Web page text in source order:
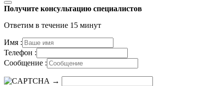
Получите консультацию специалистов
Ответим в течение 15 минут
Имя :
Телефон :
Сообщение :
→